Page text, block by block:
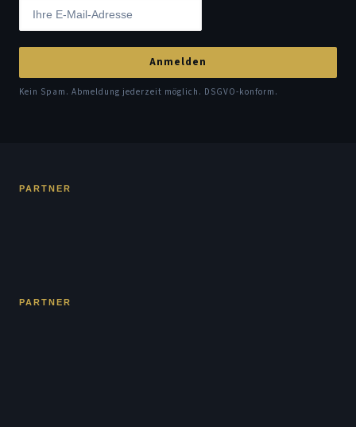
Anmelden
Kein Spam. Abmeldung jederzeit möglich. DSGVO-konform.
PARTNER
PARTNER